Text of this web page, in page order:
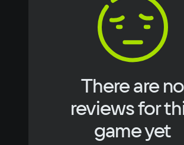
Recommended
Japanese
There are no
reviews for
game yet